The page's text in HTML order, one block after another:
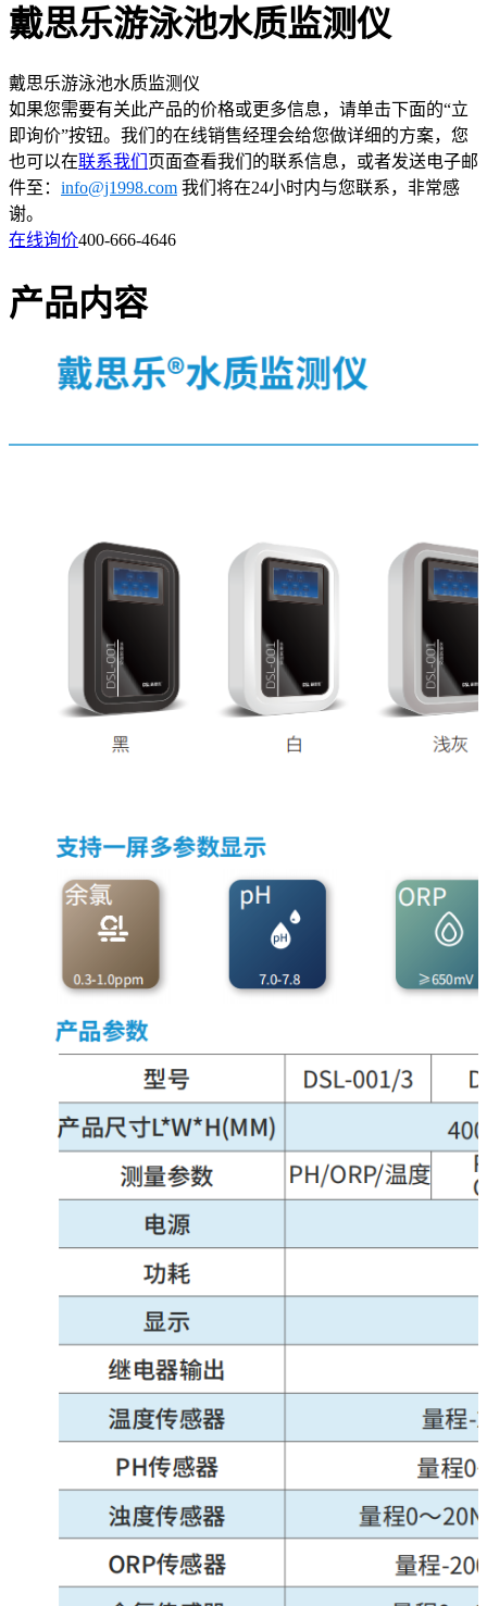
戴思乐游泳池水质监测仪
戴思乐游泳池水质监测仪
如果您需要有关此产品的价格或更多信息，请单击下面的“立
即询价”按钮。我们的在线销售经理会给您做详细的方案，您
也可以在联系我们 页面查看我们的联系信息，或者发送电子邮
件至： info@j1998.com 我们将在24小时内与您联系，非常感
谢。
在线询价400-666-4646
产品内容